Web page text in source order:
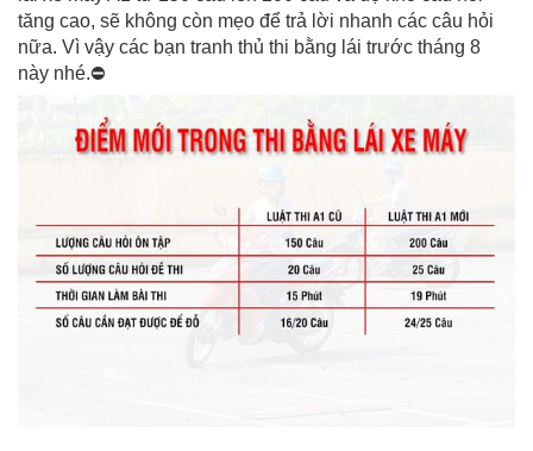
tăng cao, sẽ không còn mẹo để trả lời nhanh các câu hỏi
nữa. Vì vậy các bạn tranh thủ thi bằng lái trước tháng 8
này nhé.⛔